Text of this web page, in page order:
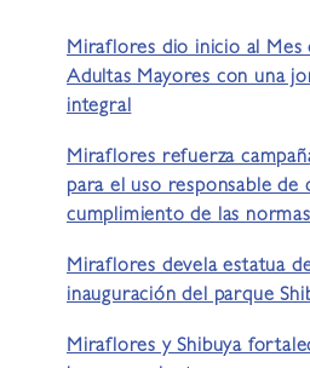
Miraflores dio inicio al Mes
Adultas Mayores con una
integral
Miraflores refuerza
para el uso responsable de
cumplimiento de las
Miraflores devela estatua
inauguración del parque
Miraflores y Shibuya